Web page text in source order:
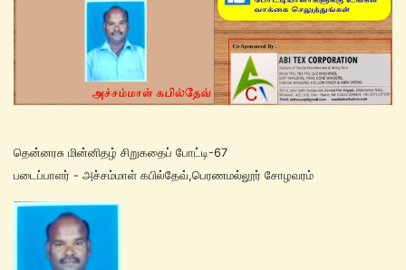
தென்னரசு மின்னிதழ் சிறுகதைப் போட்டி-67
படைப்பாளர் - அச்சம்மாள் கபில்தேவ்,பெரணமல்லூர் சோழவரம்